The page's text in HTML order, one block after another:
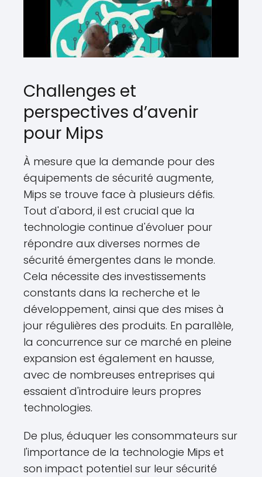
Challenges et
perspectives d’avenir
pour Mips
À mesure que la demande pour des
équipements de sécurité augmente,
Mips se trouve face à plusieurs défis.
Tout d'abord, il est crucial que la
technologie continue d'évoluer pour
répondre aux diverses normes de
sécurité émergentes dans le monde.
Cela nécessite des investissements
constants dans la recherche et le
développement, ainsi que des mises à
jour régulières des produits. En parallèle,
la concurrence sur ce marché en pleine
expansion est également en hausse,
avec de nombreuses entreprises qui
essaient d'introduire leurs propres
technologies.
De plus, éduquer les consommateurs sur
l'importance de la technologie Mips et
son impact potentiel sur leur sécurité